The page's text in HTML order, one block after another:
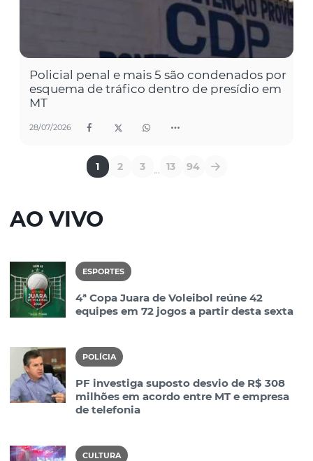
Policial penal e mais 5 são condenados por
esquema de tráfico dentro de presídio em
MT
28/07/2026
1 2 3 ... 13 94
AO VIVO
ESPORTES
4ª Copa Juara de Voleibol reúne 42
equipes em 72 jogos a partir desta sexta
POLÍCIA
PF investiga suposto desvio de R$ 308
milhões em acordo entre MT e empresa
de telefonia
CULTURA